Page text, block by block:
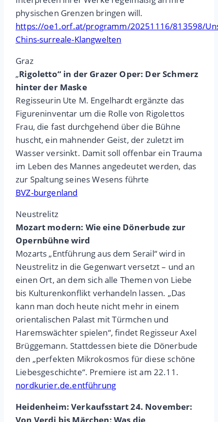
physischen Grenzen bringen will.
https://oe1.orf.at/programm/20251116/813598/
Chins-surreale-Klangwelten
Graz
„Rigoletto“ in der Grazer Oper: Der Schmerz
hinter der Maske
Regisseurin Ute M. Engelhardt ergänzte das
Figureninventar um die Rolle von Rigolettos
Frau, die fast durchgehend über die Bühne
huscht, ein mahnender Geist, der zuletzt im
Wasser versinkt. Damit soll offenbar ein Trauma
im Leben des Mannes angedeutet werden, das
zur Spaltung seines Wesens führte
BVZ-burgenland
Neustrelitz
Mozart modern: Wie eine Dönerbude zur
Opernbühne wird
Mozarts „Entführung aus dem Serail“ wird in
Neustrelitz in die Gegenwart versetzt – und an
einen Ort, an dem sich alle Themen von Liebe
bis Kulturenkonflikt verhandeln lassen. „Das
kann man doch heute nicht mehr in einem
orientalischen Palast mit Türmchen und
Haremswächter spielen“, findet Regisseur Axel
Brüggemann. Stattdessen biete die Dönerbude
den „perfekten Mikrokosmos für diese schöne
Liebesgeschichte“. Premiere ist am 22.11.
nordkurier.de.entführung
Heidenheim: Verkaufsstart 24. November: